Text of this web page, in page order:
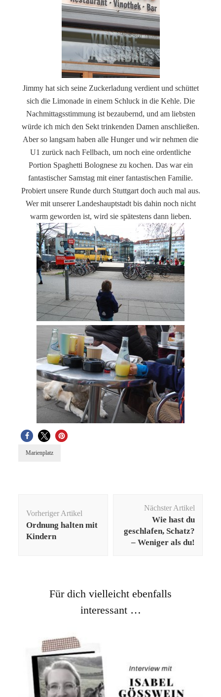
Jimmy hat sich seine Zuckerladung verdient und schüttet
sich die Limonade in einem Schluck in die Kehle. Die
Nachmittagsstimmung ist bezaubernd, und am liebsten
würde ich mich den Sekt trinkenden Damen anschließen.
Aber so langsam haben alle Hunger und wir nehmen die
U1 zurück nach Fellbach, um noch eine ordentliche
Portion Spaghetti Bolognese zu kochen. Das war ein
fantastischer Samstag mit einer fantastischen Familie.
Probiert unsere Runde durch Stuttgart doch auch mal aus.
Wer mit unserer Landeshauptstadt bis dahin noch nicht
warm geworden ist, wird sie spätestens dann lieben.
Marienplatz
Vorheriger Artikel
Ordnung halten mit
Kindern
Nächster Artikel
Wie hast du
geschlafen, Schatz?
– Weniger als du!
Für dich vielleicht ebenfalls
interessant …